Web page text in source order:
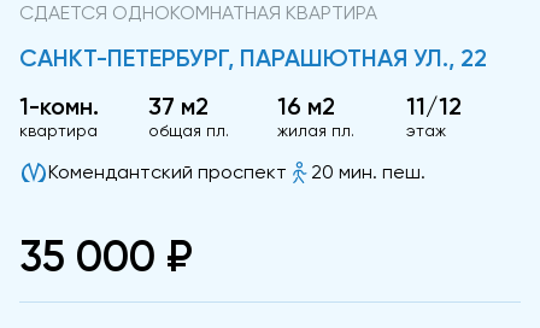
СДАЕТСЯ ОДНОКОМНАТНАЯ КВАРТИРА
САНКТ-ПЕТЕРБУРГ, ПАРАШЮТНАЯ УЛ., 22
1-комн.
квартира
37 м2
общая пл.
16 м2
жилая пл.
11/12
этаж
Комендантский проспект 20 мин. пеш.
35 000 ₽